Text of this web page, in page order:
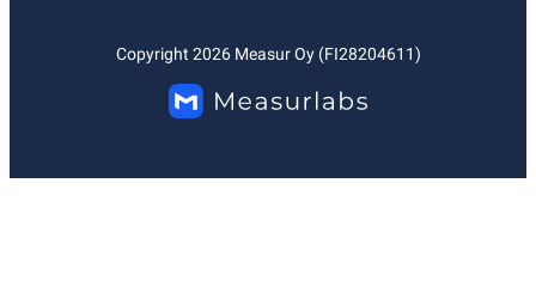
Copyright 2026Measur Oy (FI28204611)